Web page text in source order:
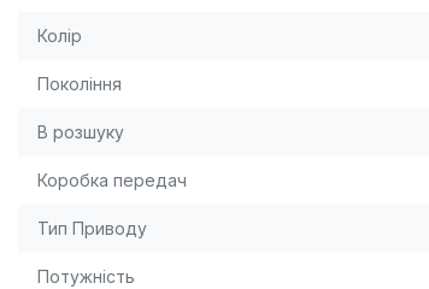
Колір
Покоління
В розшуку
Коробка передач
Тип Приводу
Потужність